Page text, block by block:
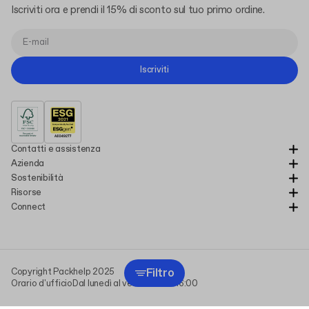
Filtro
Contatti e assistenza
Azienda
Sostenibilità
Risorse
Connect
Iscriviti ora e prendi il 15% di sconto sul tuo primo ordine.
Iscriviti
Copyright Packhelp 2025
Orario d'ufficioDal lunedì al venerdì 9:00-16:00